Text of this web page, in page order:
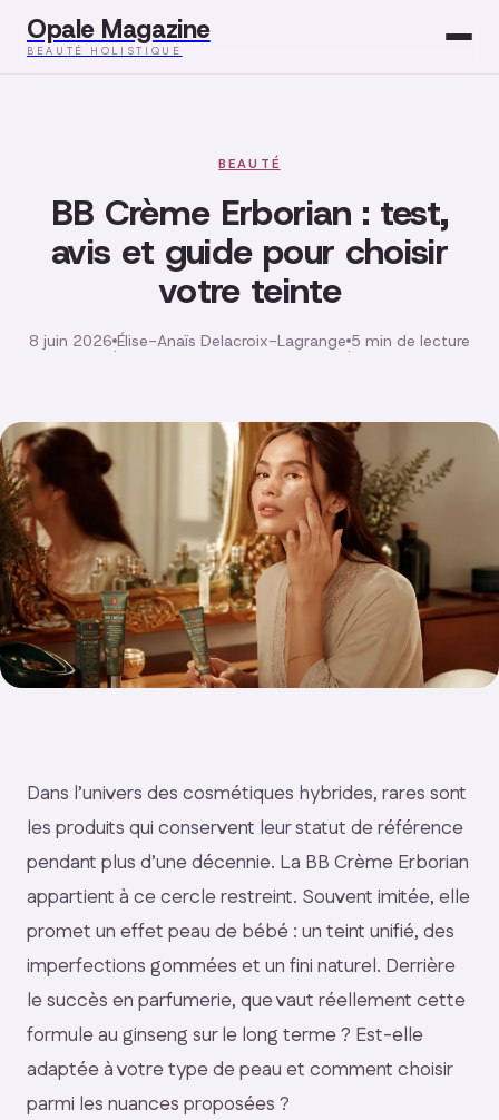
Opale Magazine
BEAUTÉ HOLISTIQUE
Mode
Bien-être
BEAUTÉ
BB Crème Erborian : test,
avis et guide pour choisir
votre teinte
8 juin 2026·Élise-Anaïs Delacroix-Lagrange·5 min de lecture
Dans l’univers des cosmétiques hybrides, rares sont
les produits qui conservent leur statut de référence
pendant plus d’une décennie. La BB Crème Erborian
appartient à ce cercle restreint. Souvent imitée, elle
promet un effet peau de bébé : un teint unifié, des
imperfections gommées et un fini naturel. Derrière
le succès en parfumerie, que vaut réellement cette
formule au ginseng sur le long terme ? Est-elle
adaptée à votre type de peau et comment choisir
parmi les nuances proposées ?